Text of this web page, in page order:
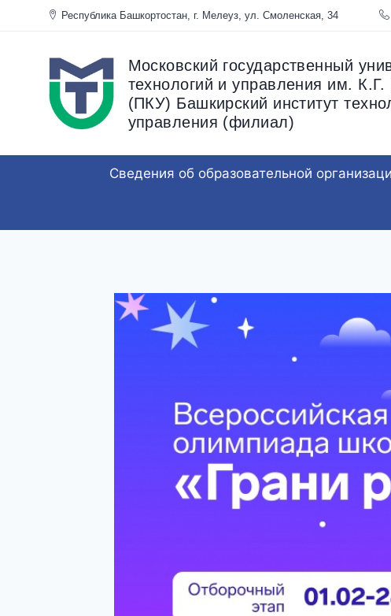
Перейти
Республика Башкортостан, г. Мелеуз, ул. Смоленская, 34
Московский государственный
технологий и управления им. К.Г.
(ПКУ) Башкирский институт
управления (филиал)
Сведения об образовательной